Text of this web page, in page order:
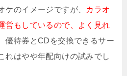
ケのイメージですが、 カラオ
営もしているので、よく見れ
優待券とCDを交換できるサー
れはやや年配向けの試みでし